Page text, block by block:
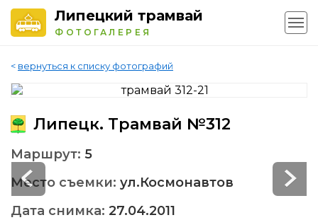
Липецкий трамвай
ФОТОГАЛЕРЕЯ
< вернуться к списку фотографий
Липецк. Трамвай №312
Маршрут: 5
Место съемки: ул.Космонавтов
Дата снимка: 27.04.2011